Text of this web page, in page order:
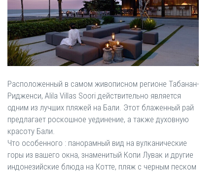
Расположенный в самом живописном регионе Табанан-
Ридженси, Alila Villas Soori действительно является
одним из лучших пляжей на Бали. Этот блаженный рай
предлагает роскошное уединение, а также духовную
красоту Бали.
Что особенного : панорамный вид на вулканические
горы из вашего окна, знаменитый Копи Лувак и другие
индонезийские блюда на Котте, пляж с черным песком